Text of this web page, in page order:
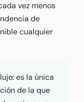
vez menos
de
cualquier
es la única
de la que